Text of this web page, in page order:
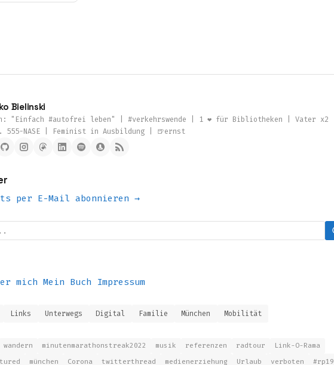
Bielinski
"Einfach #autofrei leben" | #verkehrswende | 1 ❤️ für Bibliotheken | Vater x2 |
555-NASE | Feminist in Ausbildung | 🍺ernst
per E-Mail abonnieren →
mich Mein Buch Impressum
Links Unterwegs Digital Familie München
Mobilität
wandern minutenmarathonstreak2022 musik referenzen radtour
Link-O-Rama
münchen Corona twitterthread medienerziehung Urlaub verboten #rp19